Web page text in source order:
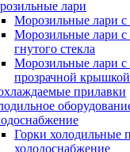
лари
Морозильные лари
Морозильные лари
гнутого стекла
Морозильные лари с
прозрачной крышкой
прилавки
Горки холодильные
холодоснабжение